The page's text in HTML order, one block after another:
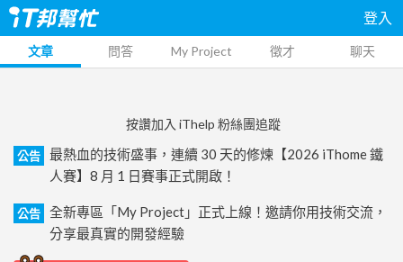
登入
文章 問答 My Project 徵才 聊天
按讚加入 iThelp 粉絲團追蹤
公告
最熱血的技術盛事，連續 30 天的修煉【2026 iThome 鐵
人賽】8 月 1 日賽事正式開啟！
公告
全新專區「My Project」正式上線！邀請你用技術交流，
分享最真實的開發經驗